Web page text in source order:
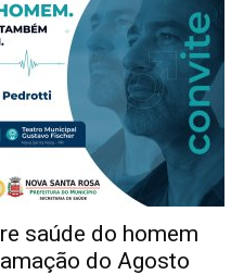
saúde do homem
do Agosto